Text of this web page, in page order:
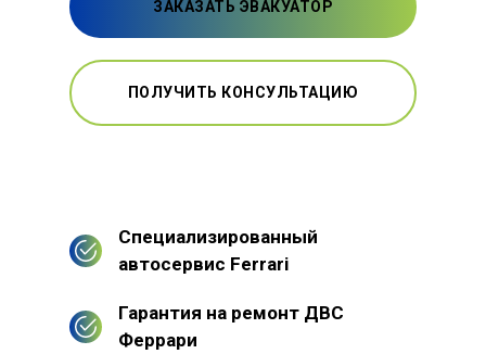
ЗАКАЗАТЬ ЭВАКУАТОР
ПОЛУЧИТЬ КОНСУЛЬТАЦИЮ
Специализированный
автосервис Ferrari
Гарантия на ремонт ДВС
Феррари